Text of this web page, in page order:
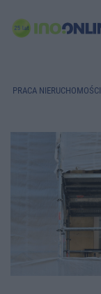
PRACA NIERUCHOMOŚCI